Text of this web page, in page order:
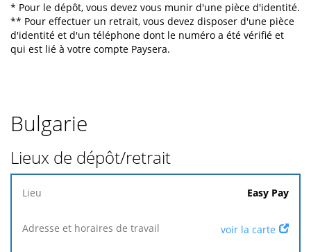
* Pour le dépôt, vous devez vous munir d'une pièce d'identité.
** Pour effectuer un retrait, vous devez disposer d'une pièce
d'identité et d'un téléphone dont le numéro a été vérifié et
qui est lié à votre compte Paysera.
Bulgarie
Lieux de dépôt/retrait
Lieu
Adresse
Easy Pay
voir la carte